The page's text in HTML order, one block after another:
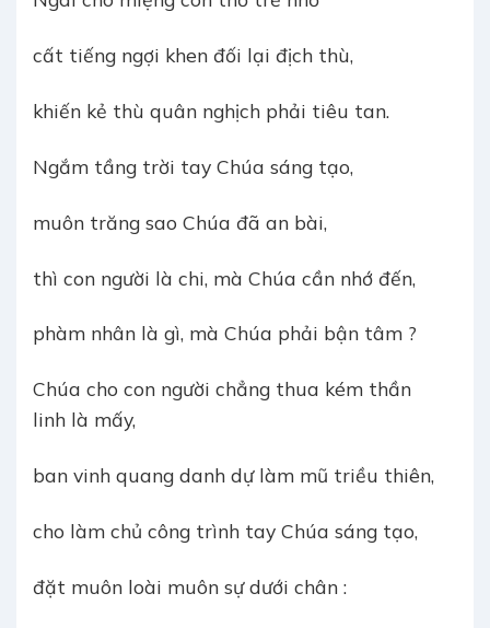
cất tiếng ngợi khen đối lại địch thù,
khiến kẻ thù quân nghịch phải tiêu tan.
Ngắm tầng trời tay Chúa sáng tạo,
muôn trăng sao Chúa đã an bài,
thì con người là chi, mà Chúa cần nhớ đến,
phàm nhân là gì, mà Chúa phải bận tâm ?
Chúa cho con người chẳng thua kém thần
linh là mấy,
ban vinh quang danh dự làm mũ triều thiên,
cho làm chủ công trình tay Chúa sáng tạo,
đặt muôn loài muôn sự dưới chân :